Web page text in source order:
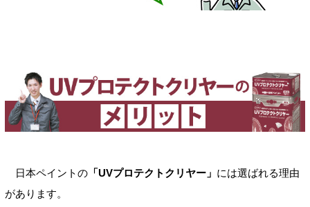
日本ペイントの 「UVプロテクトクリヤー」 には選ばれる理由
があります。